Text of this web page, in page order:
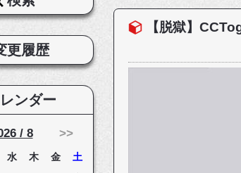
【脱獄】
更履歴
ンダー
/ 8 >>
水 木 金
土